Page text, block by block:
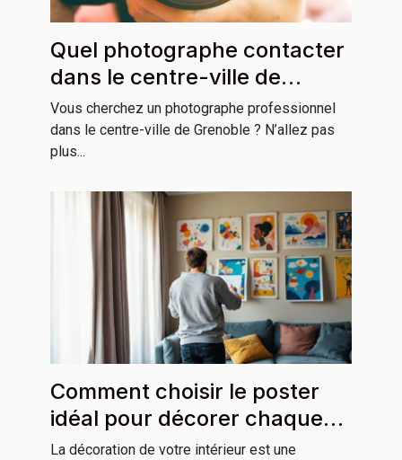
Quel photographe contacter
dans le centre-ville de
Grenoble ?
Vous cherchez un photographe professionnel
dans le centre-ville de Grenoble ? N’allez pas
plus...
Comment choisir le poster
idéal pour décorer chaque
pièce de votre maison
La décoration de votre intérieur est une